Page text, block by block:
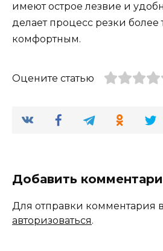
имеют острое лезвие и
делает процесс резки более
комфортным.
Оцените статью
Добавить
Для отправки комментария
авторизоваться.